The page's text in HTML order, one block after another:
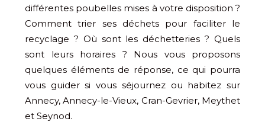
différentes poubelles mises à votre disposition ?
Comment trier ses déchets pour faciliter le
recyclage ? Où sont les déchetteries ? Quels
sont leurs horaires ? Nous vous proposons
quelques éléments de réponse, ce qui pourra
vous guider si vous séjournez ou habitez sur
Annecy, Annecy-le-Vieux, Cran-Gevrier, Meythet
et Seynod.